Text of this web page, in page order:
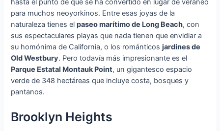
hasta el punto de que se ha convertido en lugar de veraneo
para muchos neoyorkinos. Entre esas joyas de la
naturaleza tienes elpaseo marítimo de Long Beach, con
sus espectaculares playas que nada tienen que envidiar a
su homónima de California, o los románticosjardines de
Old Westbury. Pero todavía más impresionante es el
Parque Estatal Montauk Point, un gigantesco espacio
verde de 348 hectáreas que incluye costa, bosques y
pantanos.
Brooklyn Heights